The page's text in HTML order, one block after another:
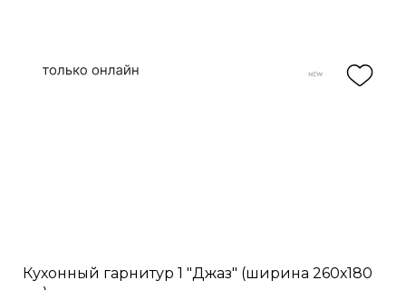
Кухонный гарнитур 1 "Джаз" (ширина 260х180